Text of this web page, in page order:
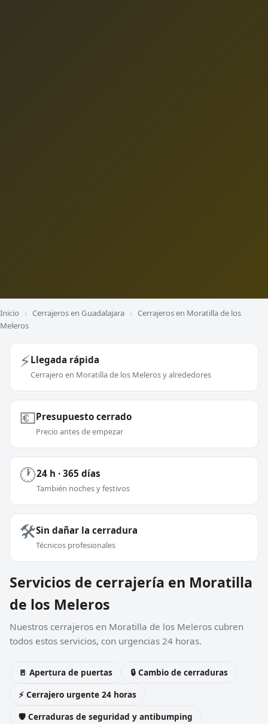
Inicio › Cerrajeros en Guadalajara › Cerrajeros en Moratilla de los
Meleros
⚡Llegada rápida
Cerrajero en Moratilla de los Meleros y alrededores
💶Presupuesto cerrado
Precio antes de empezar
🕐24 h · 365 días
También noches y festivos
🛠️Sin dañar la cerradura
Técnicos profesionales
Servicios de cerrajería en Moratilla
de los Meleros
Nuestros cerrajeros en Moratilla de los Meleros cubren
todos estos servicios, con urgencias 24 horas.
🚪 Apertura de puertas
🔒 Cambio de cerraduras
⚡ Cerrajero urgente 24 horas
🛡️ Cerraduras de seguridad y antibumping